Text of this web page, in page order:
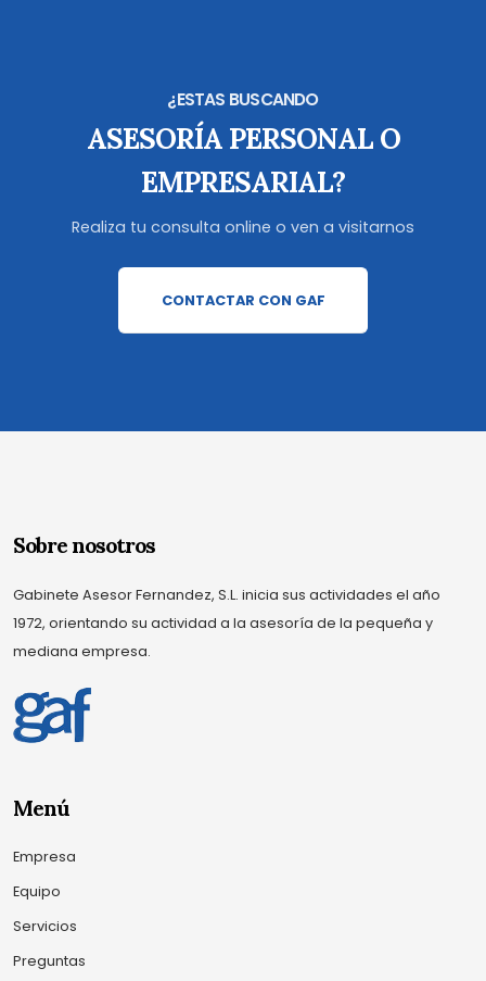
¿ESTAS BUSCANDO
ASESORÍA PERSONAL O
EMPRESARIAL?
Realiza tu consulta online o ven a visitarnos
CONTACTAR CON GAF
Sobre nosotros
Gabinete Asesor Fernandez, S.L. inicia sus actividades el año
1972, orientando su actividad a la asesoría de la pequeña y
mediana empresa.
Menú
Empresa
Equipo
Servicios
Preguntas